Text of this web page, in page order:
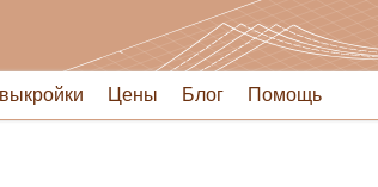
Цены Блог Помощь